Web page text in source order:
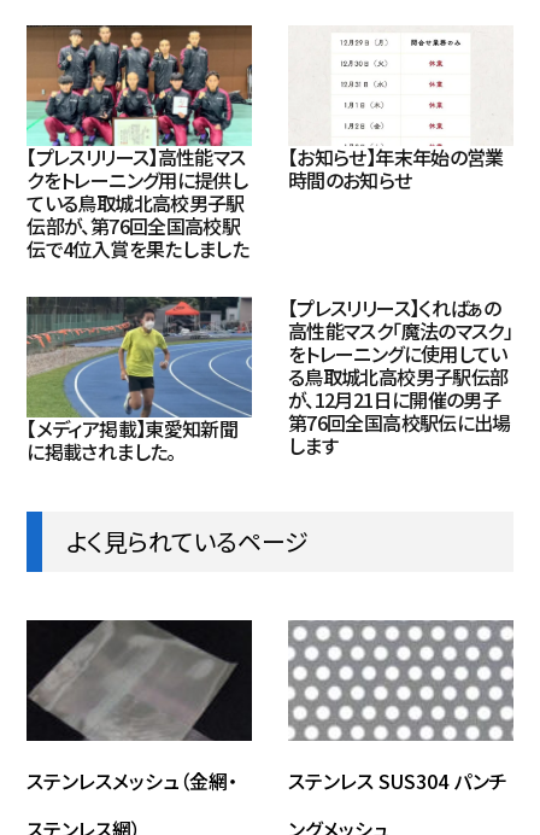
【プレスリリース】高性能マス
クをトレーニング用に提供し
ている鳥取城北高校男子駅
伝部が、第76回全国高校駅
伝で4位入賞を果たしました
【お知らせ】年末年始の営業
時間のお知らせ
【メディア掲載】東愛知新聞
に掲載されました。
【プレスリリース】くればぁの
高性能マスク「魔法のマスク」
をトレーニングに使用してい
る鳥取城北高校男子駅伝部
が、12月21日に開催の男子
第76回全国高校駅伝に出場
します
よく見られているページ
ステンレスメッシュ（金網・
ステンレス網）
ステンレス SUS304 パンチ
ングメッシュ